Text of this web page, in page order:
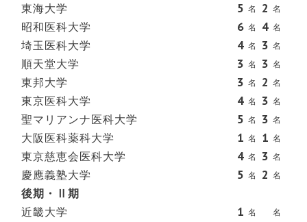
東海大学 5 名 2 名
昭和医科大学 6 名 4 名
埼玉医科大学 4 名 3 名
順天堂大学 3 名 3 名
東邦大学 3 名 2 名
東京医科大学 4 名 3 名
聖マリアンナ医科大学 5 名 3 名
大阪医科薬科大学 1 名 1 名
東京慈恵会医科大学 4 名 3 名
慶應義塾大学 5 名 2 名
後期・Ⅱ期
近畿大学
1 名 名